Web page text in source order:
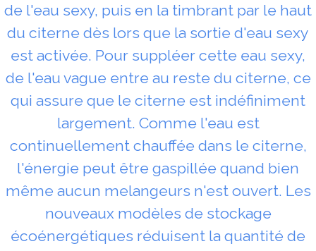
de l'eau sexy, puis en la timbrant par le haut
du citerne dès lors que la sortie d'eau sexy
est activée. Pour suppléer cette eau sexy,
de l'eau vague entre au reste du citerne, ce
qui assure que le citerne est indéfiniment
largement. Comme l'eau est
continuellement chauffée dans le citerne,
l'énergie peut être gaspillée quand bien
même aucun melangeurs n'est ouvert. Les
nouveaux modèles de stockage
écoénergétiques réduisent la quantité de